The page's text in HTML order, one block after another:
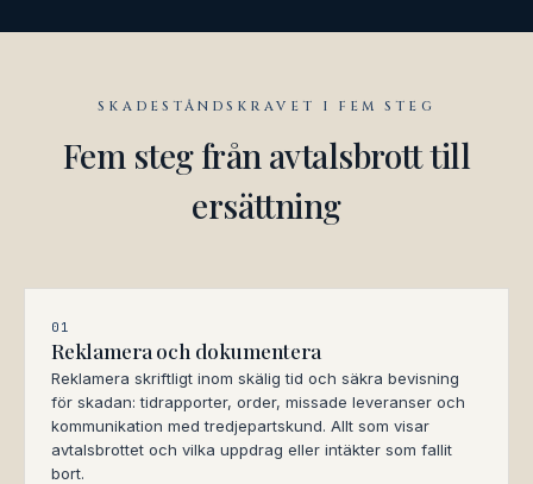
SKADESTÅNDSKRAVET I FEM STEG
Fem steg från avtalsbrott till
ersättning
01
Reklamera och dokumentera
Reklamera skriftligt inom skälig tid och säkra bevisning
för skadan: tidrapporter, order, missade leveranser och
kommunikation med tredjepartskund. Allt som visar
avtalsbrottet och vilka uppdrag eller intäkter som fallit
bort.